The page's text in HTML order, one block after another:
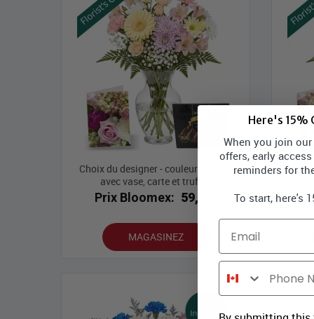
Choix du designer - couleurs pastel
avec vase, carte et truffes
Prix Bloomex: 59,99 $
MAGASINEZ
Pastel
Here's 15%
When you join
offers, early
reminders for
To start, here's
Email
Phone Number